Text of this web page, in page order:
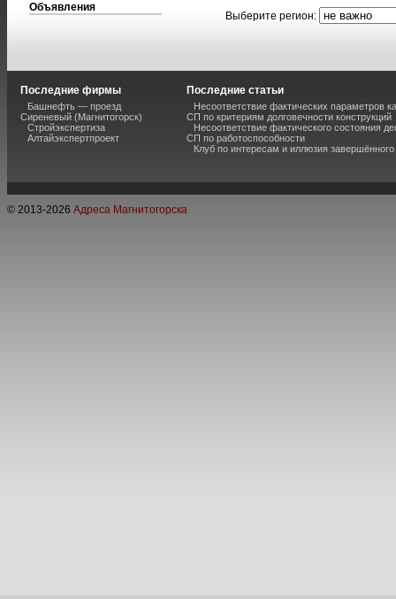
Объявления
Выберите регион:
Последние фирмы
Башнефть — проезд
Сиреневый (Магнитогорск)
Стройэкспертиза
Алтайэкспертпроект
Последние статьи
Несоответствие фактических параметров
СП по критериям долговечности конструкций
Несоответствие фактического состояния
СП по работоспособности
Клуб по интересам и иллюзия
© 2013-2026 Адреса Магнитогорска